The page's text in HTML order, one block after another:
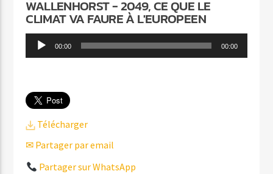
WALLENHORST - 2049, CE QUE LE
CLIMAT VA FAURE À L'EUROPEEN
Lecteur
audio
00:00 00:00
Télécharger
✉ Partager par email
Partager sur WhatsApp